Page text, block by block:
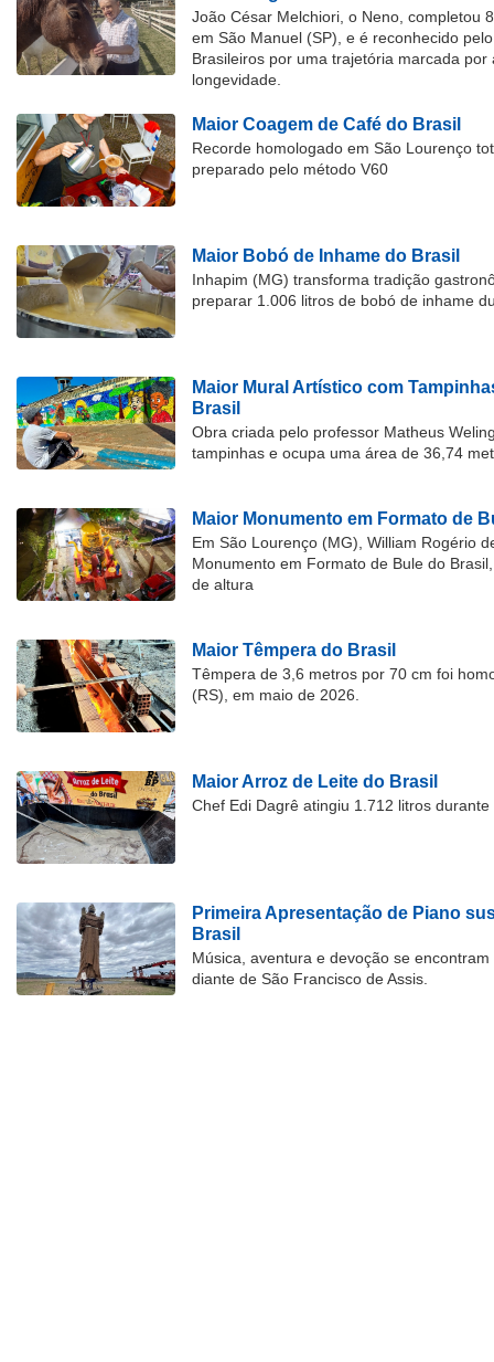
João César Melchiori, o Neno, completou
em São Manuel (SP), e é reconhecido
Brasileiros por uma trajetória marcada por
longevidade.
Maior Coagem de Café do Brasil
Recorde homologado em São Lourenço
preparado pelo método V60
Maior Bobó de Inhame do Brasil
Inhapim (MG) transforma tradição
preparar 1.006 litros de bobó de inhame
Maior Mural Artístico com
Brasil
Obra criada pelo professor Matheus
tampinhas e ocupa uma área de 36,74
Maior Monumento em Formato de
Em São Lourenço (MG), William Rogério
Monumento em Formato de Bule do
de altura
Maior Têmpera do Brasil
Têmpera de 3,6 metros por 70 cm foi
(RS), em maio de 2026.
Maior Arroz de Leite do Brasil
Chef Edi Dagrê atingiu 1.712 litros
Primeira Apresentação de Piano
Brasil
Música, aventura e devoção se
diante de São Francisco de Assis.